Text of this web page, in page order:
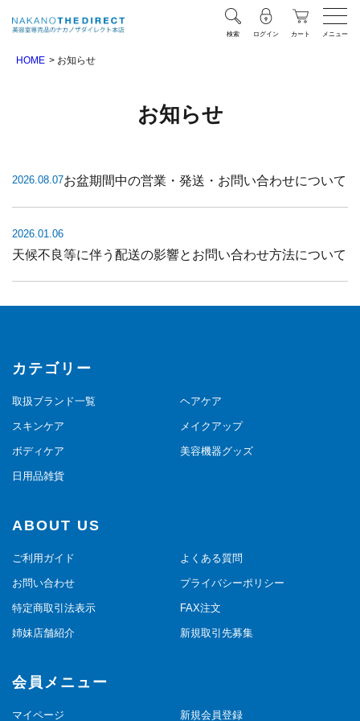
検索 ログイン カート メニュー
HOME お知らせ
お知らせ
2026.08.07お盆期間中の営業・発送・お問い合わせについて
2026.01.06
天候不良等に伴う配送の影響とお問い合わせ方法について
カテゴリー
取扱ブランド一覧 ヘアケア
スキンケア メイクアップ
ボディケア 美容機器グッズ
日用品雑貨
ABOUT US
ご利用ガイド よくある質問
お問い合わせ プライバシーポリシー
特定商取引法表示 FAX注文
姉妹店舗紹介 新規取引先募集
会員メニュー
マイページ 新規会員登録